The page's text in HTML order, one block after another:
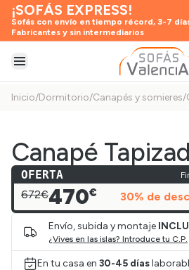
¡SOFÁS EXPRESS!
Sofás con envío en tiempo récord, 3-7
Fabricantes y sin intermediarios
Abrir menú
Inicio/Dormitorio/Canapés y somieres/
Canapé
OFERTA
672€470€ 30% de
Envío, subida y montaje
¿Vives en las islas? Introduce tu C.P.
En tu casa en 30-45 días